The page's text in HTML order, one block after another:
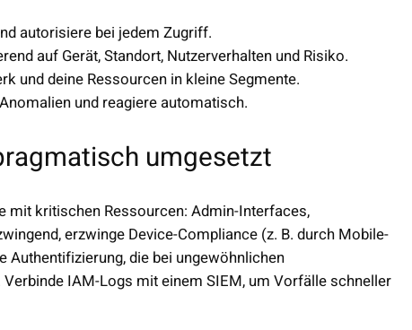
autorisiere bei jedem Zugriff.
auf Gerät, Standort, Nutzerverhalten und Risiko.
und deine Ressourcen in kleine Segmente.
und reagiere automatisch.
umgesetzt
mit kritischen Ressourcen: Admin-Interfaces,
erzwinge Device-Compliance (z. B. durch Mobile-
Authentifizierung, die bei ungewöhnlichen
IAM-Logs mit einem SIEM, um Vorfälle schneller